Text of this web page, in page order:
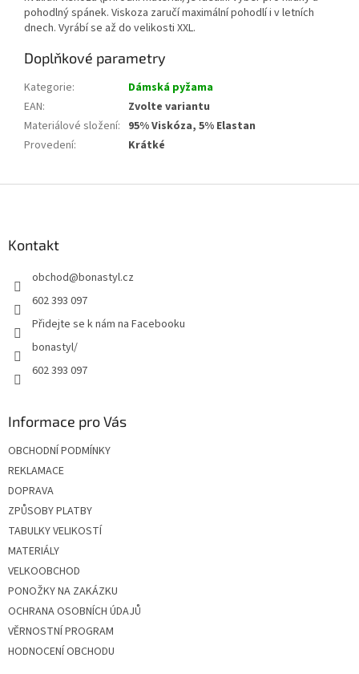
pohodlný spánek. Viskoza zaručí maximální pohodlí i v letních
dnech. Vyrábí se až do velikosti XXL.
Doplňkové parametry
Kategorie:
Dámská pyžama
EAN:
Zvolte variantu
Materiálové složení: 95% Viskóza, 5% Elastan
Provedení: Krátké
Kontakt
obchod@bonastyl.cz
602 393 097
Přidejte se k nám na Facebooku
bonastyl/
602 393 097
Informace pro Vás
OBCHODNÍ PODMÍNKY
REKLAMACE
DOPRAVA
ZPŮSOBY PLATBY
TABULKY VELIKOSTÍ
MATERIÁLY
VELKOOBCHOD
PONOŽKY NA ZAKÁZKU
OCHRANA OSOBNÍCH ÚDAJŮ
VĚRNOSTNÍ PROGRAM
HODNOCENÍ OBCHODU